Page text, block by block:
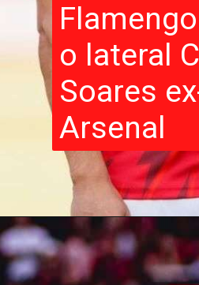
o lateral
Soares
Arsenal